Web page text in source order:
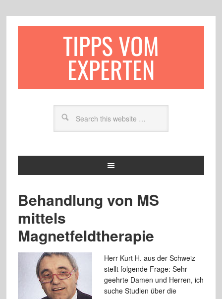
TIPPS VOM
EXPERTEN
Behandlung von MS
mittels
Magnetfeldtherapie
Herr Kurt H. aus der Schweiz
stellt folgende Frage: Sehr
geehrte Damen und Herren, ich
suche Studien über die